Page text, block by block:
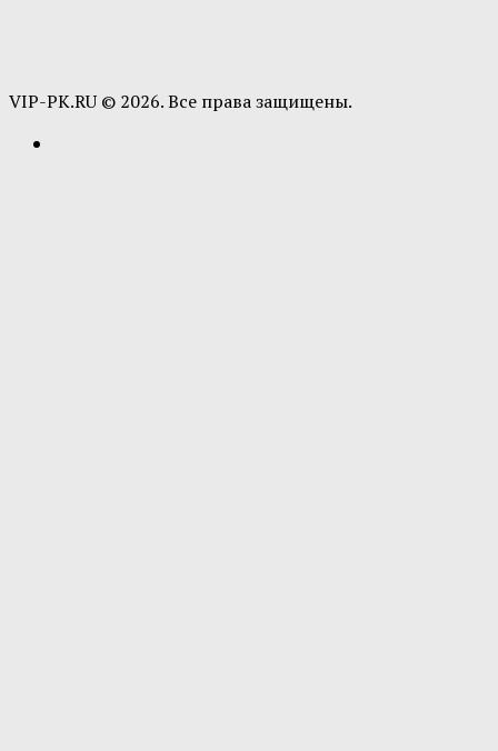
VIP-PK.RU © 2026. Все права защищены.